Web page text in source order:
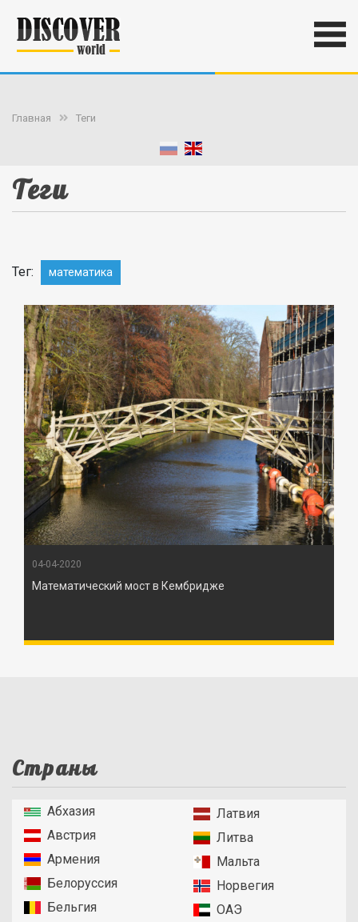
Главная Теги
Теги
Тег: математика
04-04-2020
Математический мост в Кембридже
Страны
Абхазия
Австрия
Армения
Белоруссия
Бельгия
Латвия
Литва
Мальта
Норвегия
ОАЭ